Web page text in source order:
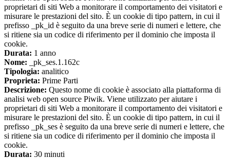
proprietari di siti Web a monitorare il comportamento dei visitatori e
misurare le prestazioni del sito. È un cookie di tipo pattern, in cui il
prefisso _pk_id è seguito da una breve serie di numeri e lettere, che
si ritiene sia un codice di riferimento per il dominio che imposta il
cookie.
Durata: 1 anno
Nome: _pk_ses.1.162c
Tipologia: analitico
Proprieta: Prime Parti
Descrizione: Questo nome di cookie è associato alla piattaforma di
analisi web open source Piwik. Viene utilizzato per aiutare i
proprietari di siti Web a monitorare il comportamento dei visitatori e
misurare le prestazioni del sito. È un cookie di tipo pattern, in cui il
prefisso _pk_ses è seguito da una breve serie di numeri e lettere, che
si ritiene sia un codice di riferimento per il dominio che imposta il
cookie.
Durata: 30 minuti